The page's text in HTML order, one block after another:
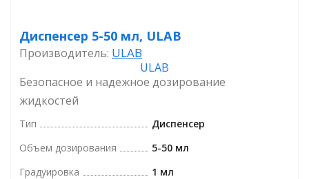
Диспенсер 5-50 мл, ULAB
Производитель: ULAB
Безопасное и надежное дозирование
жидкостей
Тип
Диспенсер
Объем дозирования
5-50 мл
Градуировка
1 мл